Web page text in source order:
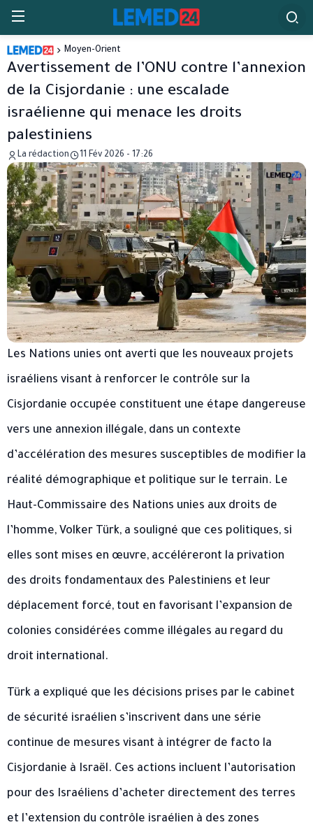
Moyen-Orient
Avertissement de l’ONU contre l’annexion
de la Cisjordanie : une escalade
israélienne qui menace les droits
palestiniens
La rédaction 11 Fév 2026 - 17:26
Les Nations unies ont averti que les nouveaux projets
israéliens visant à renforcer le contrôle sur la
Cisjordanie occupée constituent une étape dangereuse
vers une annexion illégale, dans un contexte
d’accélération des mesures susceptibles de modifier la
réalité démographique et politique sur le terrain. Le
Haut-Commissaire des Nations unies aux droits de
l’homme, Volker Türk, a souligné que ces politiques, si
elles sont mises en œuvre, accéléreront la privation
des droits fondamentaux des Palestiniens et leur
déplacement forcé, tout en favorisant l’expansion de
colonies considérées comme illégales au regard du
droit international.
Türk a expliqué que les décisions prises par le cabinet
de sécurité israélien s’inscrivent dans une série
continue de mesures visant à intégrer de facto la
Cisjordanie à Israël. Ces actions incluent l’autorisation
pour des Israéliens d’acheter directement des terres
et l’extension du contrôle israélien à des zones